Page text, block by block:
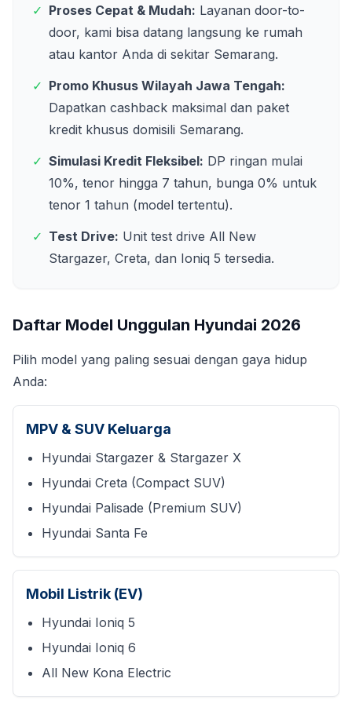
✓ Proses Cepat & Mudah: Layanan door-to-
door, kami bisa datang langsung ke rumah
atau kantor Anda di sekitar Semarang.
✓ Promo Khusus Wilayah Jawa Tengah:
Dapatkan cashback maksimal dan paket
kredit khusus domisili Semarang.
✓ Simulasi Kredit Fleksibel: DP ringan mulai
10%, tenor hingga 7 tahun, bunga 0% untuk
tenor 1 tahun (model tertentu).
✓ Test Drive: Unit test drive All New
Stargazer, Creta, dan Ioniq 5 tersedia.
Daftar Model Unggulan Hyundai 2026
Pilih model yang paling sesuai dengan gaya hidup
Anda:
MPV & SUV Keluarga
Hyundai Stargazer & Stargazer X
Hyundai Creta (Compact SUV)
Hyundai Palisade (Premium SUV)
Hyundai Santa Fe
Mobil Listrik (EV)
Hyundai Ioniq 5
Hyundai Ioniq 6
All New Kona Electric